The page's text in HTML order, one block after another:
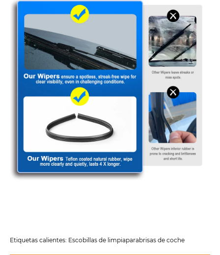
Etiquetas calientes: Escobillas de limpiaparabrisas de coche